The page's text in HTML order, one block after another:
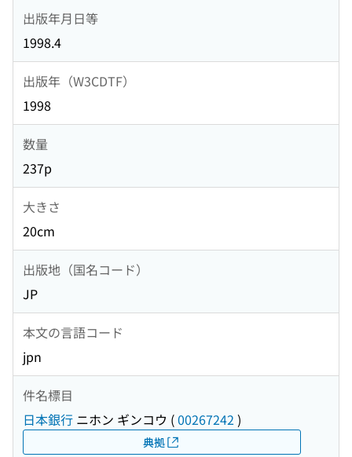
出版年月日等
1998.4
出版年（W3CDTF）
1998
数量
237p
大きさ
20cm
出版地（国名コード）
JP
本文の言語コード
jpn
件名標目
日本銀行 ニホン ギンコウ (00267242 )
典拠